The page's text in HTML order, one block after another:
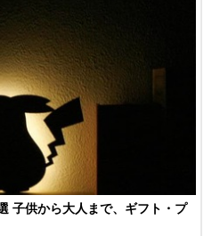
子供から大人まで、ギフト・プ